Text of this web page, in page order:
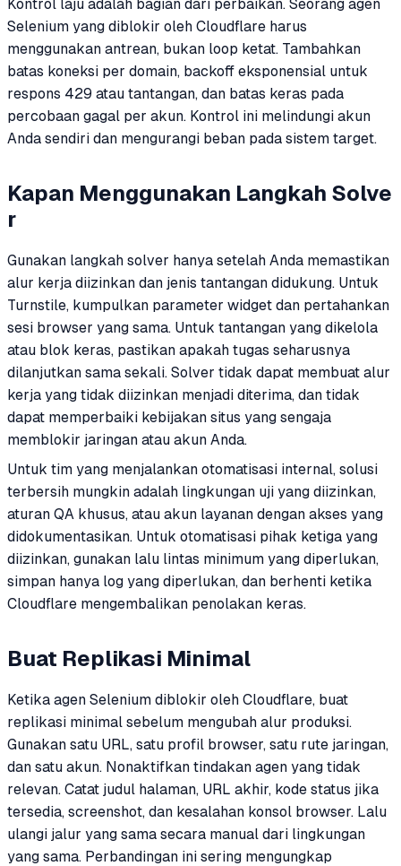
Kontrol laju adalah bagian dari perbaikan. Seorang agen
Selenium yang diblokir oleh Cloudflare harus
menggunakan antrean, bukan loop ketat. Tambahkan
batas koneksi per domain, backoff eksponensial untuk
respons 429 atau tantangan, dan batas keras pada
percobaan gagal per akun. Kontrol ini melindungi akun
Anda sendiri dan mengurangi beban pada sistem target.
Kapan Menggunakan Langkah Solve
r
Gunakan langkah solver hanya setelah Anda memastikan
alur kerja diizinkan dan jenis tantangan didukung. Untuk
Turnstile, kumpulkan parameter widget dan pertahankan
sesi browser yang sama. Untuk tantangan yang dikelola
atau blok keras, pastikan apakah tugas seharusnya
dilanjutkan sama sekali. Solver tidak dapat membuat alur
kerja yang tidak diizinkan menjadi diterima, dan tidak
dapat memperbaiki kebijakan situs yang sengaja
memblokir jaringan atau akun Anda.
Untuk tim yang menjalankan otomatisasi internal, solusi
terbersih mungkin adalah lingkungan uji yang diizinkan,
aturan QA khusus, atau akun layanan dengan akses yang
didokumentasikan. Untuk otomatisasi pihak ketiga yang
diizinkan, gunakan lalu lintas minimum yang diperlukan,
simpan hanya log yang diperlukan, dan berhenti ketika
Cloudflare mengembalikan penolakan keras.
Buat Replikasi Minimal
Ketika agen Selenium diblokir oleh Cloudflare, buat
replikasi minimal sebelum mengubah alur produksi.
Gunakan satu URL, satu profil browser, satu rute jaringan,
dan satu akun. Nonaktifkan tindakan agen yang tidak
relevan. Catat judul halaman, URL akhir, kode status jika
tersedia, screenshot, dan kesalahan konsol browser. Lalu
ulangi jalur yang sama secara manual dari lingkungan
yang sama. Perbandingan ini sering mengungkap